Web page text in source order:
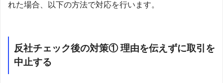
れた場合、以下の方法で対応を行います。
反社チェック後の対策① 理由を伝えずに取引を
中止する